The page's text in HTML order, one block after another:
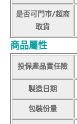
是否可門市/超商
取貨
商品屬性
投保產品責任險
製造日期
包裝份量